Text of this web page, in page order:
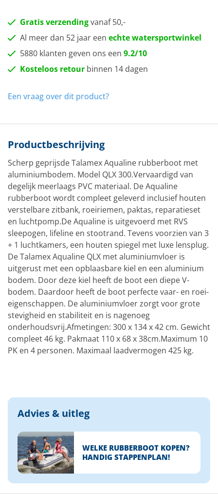
Gratis verzendingvanaf 50,-
Al meer dan 52 jaar een echte watersportwinkel
5880 klanten geven ons een 9.2/10
Kosteloos retour binnen 14 dagen
Een vraag over dit product?
Productbeschrijving
Scherp geprijsde Talamex Aqualine rubberboot met
aluminiumbodem. Model QLX 300.Vervaardigd van
degelijk meerlaags PVC materiaal. De Aqualine
rubberboot wordt compleet geleverd inclusief houten
verstelbare zitbank, roeiriemen, paktas, reparatieset
en luchtpomp.De Aqualine is uitgevoerd met RVS
sleepogen, lifeline en stootrand. Tevens voorzien van 3
+ 1 luchtkamers, een houten spiegel met luxe lensplug.
De Talamex Aqualine QLX met aluminiumvloer is
uitgerust met een opblaasbare kiel en een aluminium
bodem. Door deze kiel heeft de boot een diepe V-
bodem. Daardoor heeft de boot perfecte vaar- en roei-
eigenschappen. De aluminiumvloer zorgt voor grote
stevigheid en stabiliteit en is nagenoeg
onderhoudsvrij.Afmetingen: 300 x 134 x 42 cm. Gewicht
compleet 46 kg. Pakmaat 110 x 68 x 38cm.Maximum 10
PK en 4 personen. Maximaal laadvermogen 425 kg.
Advies & uitleg
WELKE RUBBERBOOT KOPEN?
HANDIG STAPPENPLAN!